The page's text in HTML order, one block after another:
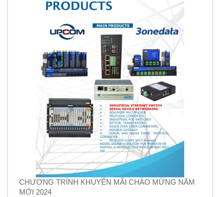
CHƯƠNG TRÌNH KHUYẾN MÃI CHÀO MỪNG NĂM
MỚI 2024